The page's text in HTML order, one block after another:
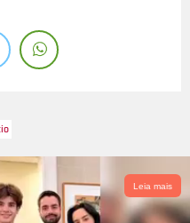
Leia mais